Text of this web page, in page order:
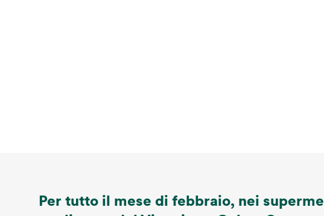
Per tutto il mese di febbraio, nei